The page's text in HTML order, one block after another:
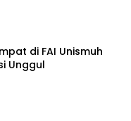
di FAI Unismuh
Unggul